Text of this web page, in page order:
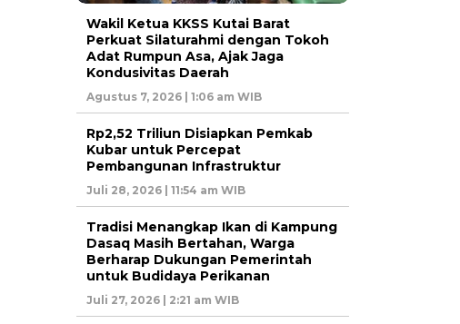
Wakil Ketua KKSS Kutai Barat
Perkuat Silaturahmi dengan Tokoh
Adat Rumpun Asa, Ajak Jaga
Kondusivitas Daerah
Agustus 7, 2026 | 1:06 am WIB
Rp2,52 Triliun Disiapkan Pemkab
Kubar untuk Percepat
Pembangunan Infrastruktur
Juli 28, 2026 | 11:54 am WIB
Tradisi Menangkap Ikan di Kampung
Dasaq Masih Bertahan, Warga
Berharap Dukungan Pemerintah
untuk Budidaya Perikanan
Juli 27, 2026 | 2:21 am WIB